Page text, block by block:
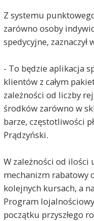
Z systemu
zarówno osoby
spedycyjne,
- To będzie aplikacja
klientów z całym
zależności od liczby
środków zarówno w
barze, częstotliwości
Prądzyński.
W zależności od
mechanizm rabatowy
kolejnych kursach, a
Program
początku przyszłego